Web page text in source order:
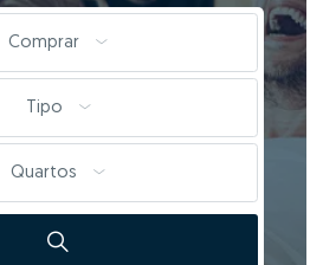
Comprar
Tipo
Quartos